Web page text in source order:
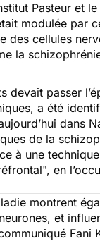
Pasteur et
modulée par
des cellules
la
devait passer
a été
dans
de la
à une
", en
montrent
et
Fani